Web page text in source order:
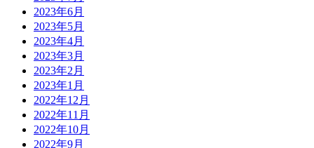
2023年6月
2023年5月
2023年4月
2023年3月
2023年2月
2023年1月
2022年12月
2022年11月
2022年10月
2022年9月